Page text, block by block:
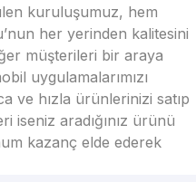
kuruluşumuz, hem
her yerinden kalitesini
müşterileri bir araya
uygulamalarımızı
ve hızla ürünlerinizi satıp
iseniz aradığınız ürünü
kazanç elde ederek